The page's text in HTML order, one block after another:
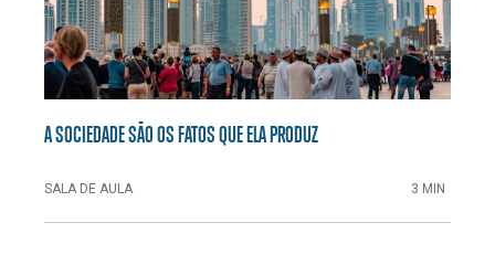
A SOCIEDADE SÃO OS FATOS QUE ELA PRODUZ
SALA DE AULA 3 MIN